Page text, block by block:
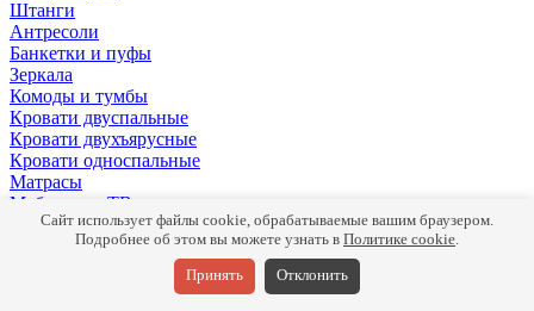
Штанги
Антресоли
Банкетки и пуфы
Зеркала
Комоды и тумбы
Кровати двуспальные
Кровати двухъярусные
Кровати односпальные
Матрасы
Мебель для ТВ
Панели
Письменные столы
Сайт использует файлы cookie, обрабатываемые вашим браузером.
Подробнее об этом вы можете узнать в Политике cookie.
Принять Отклонить